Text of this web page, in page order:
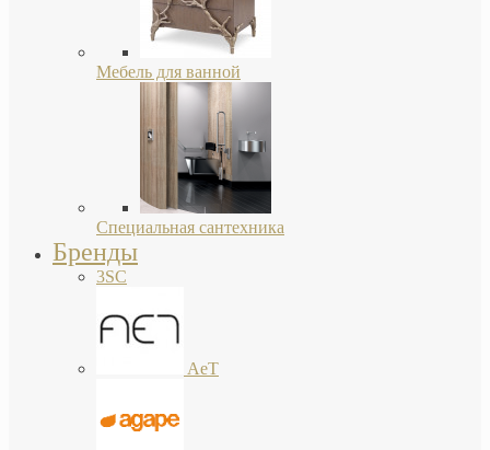
Мебель для ванной
Специальная сантехника
Бренды
3SC
AeT